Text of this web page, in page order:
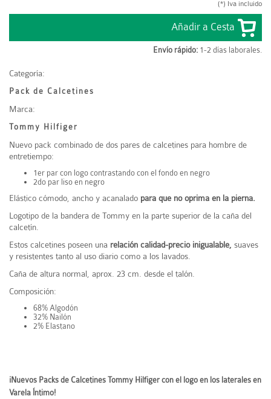
(*) Iva incluido
Envío rápido: 1-2 días laborales.
Categoría:
Pack de Calcetines
Marca:
Tommy Hilfiger
Nuevo pack combinado de dos pares de calcetines para hombre de
entretiempo:
1er par con logo contrastando con el fondo en negro
2do par liso en negro
Elástico cómodo, ancho y acanalado para que no oprima en la pierna.
Logotipo de la bandera de Tommy en la parte superior de la caña del
calcetín.
Estos calcetines poseen una relación calidad-precio inigualable, suaves
y resistentes tanto al uso diario como a los lavados.
Caña de altura normal, aprox. 23 cm. desde el talón.
Composición:
68% Algodón
32% Nailón
2% Elastano
¡Nuevos Packs de Calcetines Tommy Hilfiger con el logo en los laterales en
Varela Íntimo!